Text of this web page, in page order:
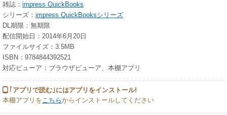
ブログ「R-style」 http://rashita.net/blog/
ツイッター @rashita2
雑誌： impress QuickBooks
シリーズ： impress QuickBooksシリーズ
DL期限：無期限
配信開始日：2014年6月20日
ファイルサイズ：3.5MB
ISBN：9784844392521
対応ビューア：ブラウザビューア、本棚アプリ
｢アプリで読む｣にはアプリをインストール!
本棚アプリをこちらからインストールしてください